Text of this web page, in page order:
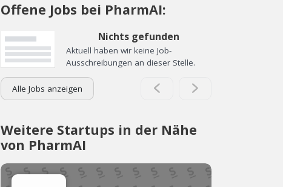
Offene Jobs bei PharmAI:
Nichts gefunden
Aktuell haben wir keine Job-
Ausschreibungen an dieser Stelle.
Alle Jobs anzeigen
Weitere Startups in der Nähe
von PharmAI